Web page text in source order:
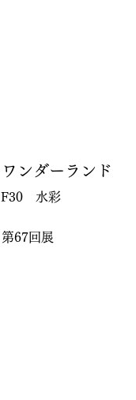
ワンダーランド
F30 水彩
第67回展